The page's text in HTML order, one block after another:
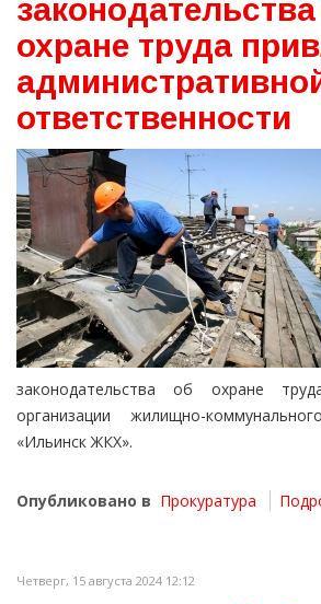
охране труда
ответственности
законодательства об охране
организации жилищно-
«Ильинск ЖКХ».
Опубликовано в Прокуратура
Четверг, 15 августа 2024 12:12